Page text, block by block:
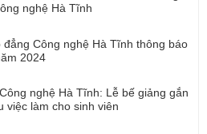
nghệ Hà Tĩnh
đẳng Công nghệ Hà Tĩnh thông báo
2024
nghệ Hà Tĩnh: Lễ bế giảng gắn
việc làm cho sinh viên